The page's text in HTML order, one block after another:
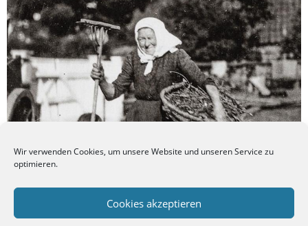
Wir verwenden Cookies, um unsere Website und unseren Service zu
optimieren.
Cookies akzeptieren